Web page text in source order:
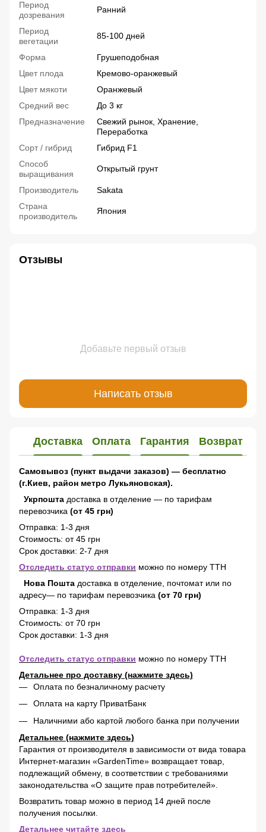
Период
дозревания
Ранний
Период
вегетации
85-100 дней
Форма
Грушеподобная
Цвет плода
Кремово-оранжевый
Цвет мякоти
Оранжевый
Средний вес
До 3 кг
Предназначение
Свежий рынок, Хранение,
Переработка
Сорт / гибрид
Гибрид F1
Способ
выращивания
Открытый грунт
Производитель
Sakata
Страна
производитель
Япония
Отзывы
Добавьте первый отзыв
Написать отзыв
Доставка Оплата Гарантия Возврат
Самовывоз (пункт выдачи заказов) — бесплатно
(г.Киев, район метро Лукьяновская).
Укрпошта доставка в отделение — по тарифам
перевозчика (от 45 грн)
Отправка: 1-3 дня
Стоимость: от 45 грн
Срок доставки: 2-7 дня
Отследить статус отправки можно по номеру ТТН
Нова Пошта доставка в отделение, почтомат или по
адресу— по тарифам перевозчика (от 70 грн)
Отправка: 1-3 дня
Стоимость: от 70 грн
Срок доставки: 1-3 дня
Отследить статус отправки можно по номеру ТТН
Детальнее про доставку (нажмите здесь)
Оплата по безналичному расчету
Оплата на карту ПриватБанк
Наличними або картой любого банка при получении
Детальнее (нажмите здесь)
Гарантия от производителя в зависимости от вида товара
Интернет-магазин «GardenTime» возвращает товар,
подлежащий обмену, в соответствии с требованиями
законодательства «О защите прав потребителей».
Возвратить товар можно в период 14 дней после
получения посылки.
Детальнее читайте здесь